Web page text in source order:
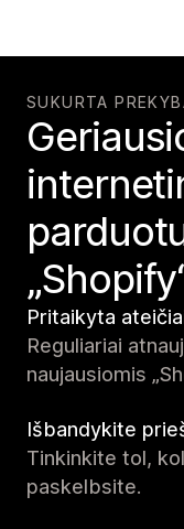
SUKURTA
Pritaikyta
Reguliariai
naujausiomis
Išbandykite
Tinkinkite tol,
paskelbsite.